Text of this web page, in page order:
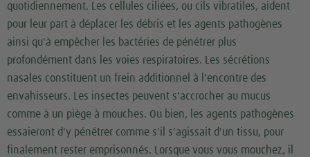
quotidiennement. Les cellules ciliées, ou cils vibratiles, aident
pour leur part à déplacer les débris et les agents pathogènes
ainsi qu'à empêcher les bactéries de pénétrer plus
profondément dans les voies respiratoires. Les sécrétions
nasales constituent un frein additionnel à l'encontre des
envahisseurs. Les insectes peuvent s'accrocher au mucus
comme à un piège à mouches. Ou bien, les agents pathogènes
essaieront d'y pénétrer comme s'il s'agissait d'un tissu, pour
finalement rester emprisonnés. Lorsque vous vous mouchez, il